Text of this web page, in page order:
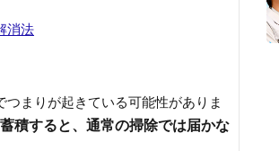
消法
まりが起きている可能性がありま
積すると、通常の掃除では届かな